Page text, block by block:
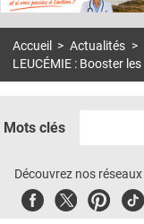
S'ABONNER À LA REVUE
DOSSIERS
E-REVUE SAD
Accueil > Actualités >
LEUCÉMIE : Booster
Mots clés
Découvrez nos
FacebookTwitterPinterest